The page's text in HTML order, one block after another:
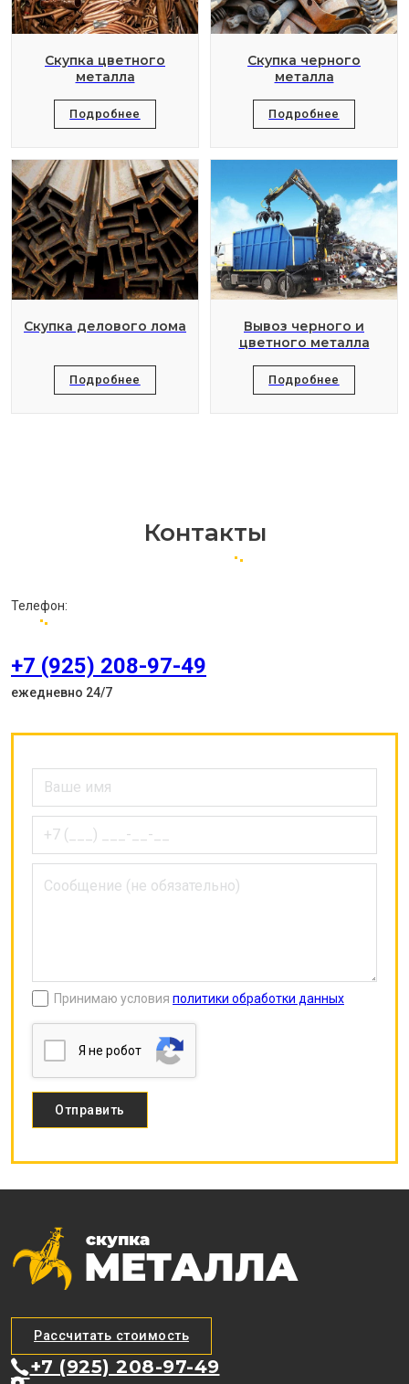
Скупка цветного
металла
Подробнее
Скупка черного
металла
Подробнее
Скупка делового лома
Подробнее
Вывоз черного и
цветного металла
Подробнее
Контакты
Телефон:
+7 (925) 208-97-49
ежедневно 24/7
Принимаю условия политики обработки данных
Я нe poбoт
Рассчитать стоимость
+7 (925) 208-97-49